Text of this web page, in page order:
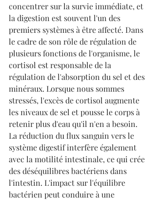
concentrer sur la survie immédiate, et
la digestion est souvent l'un des
premiers systèmes à être affecté. Dans
le cadre de son rôle de régulation de
plusieurs fonctions de l'organisme, le
cortisol est responsable de la
régulation de l'absorption du sel et des
minéraux. Lorsque nous sommes
stressés, l'excès de cortisol augmente
les niveaux de sel et pousse le corps à
retenir plus d'eau qu'il n'en a besoin.
La réduction du flux sanguin vers le
système digestif interfère également
avec la motilité intestinale, ce qui crée
des déséquilibres bactériens dans
l'intestin. L'impact sur l'équilibre
bactérien peut conduire à une